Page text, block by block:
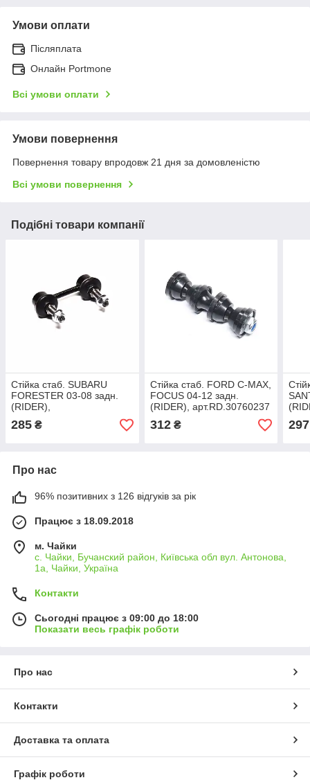
Умови оплати
Післяплата
Онлайн Portmone
Всі умови оплати
Умови повернення
Повернення товару впродовж 21 дня за домовленістю
Всі умови повернення
Подібні товари компанії
Стійка стаб. SUBARU
FORESTER 03-08 задн.
(RIDER),
арт.RD.20470SA011
285 ₴
Стійка стаб. FORD C-MAX,
FOCUS 04-12 задн.
(RIDER), арт.RD.30760237
312₴ 297
Про нас
96% позитивних з 126 відгуків за рік
Працює з 18.09.2018
м. Чайки
с. Чайки, Бучанский район, Київська обл вул. Антонова,
1а, Чайки, Україна
Контакти
Сьогодні працює з 09:00 до 18:00
Показати весь графік роботи
Про нас
Контакти
Доставка та оплата
Графік роботи